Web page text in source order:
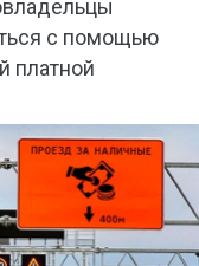
с помощью
платной